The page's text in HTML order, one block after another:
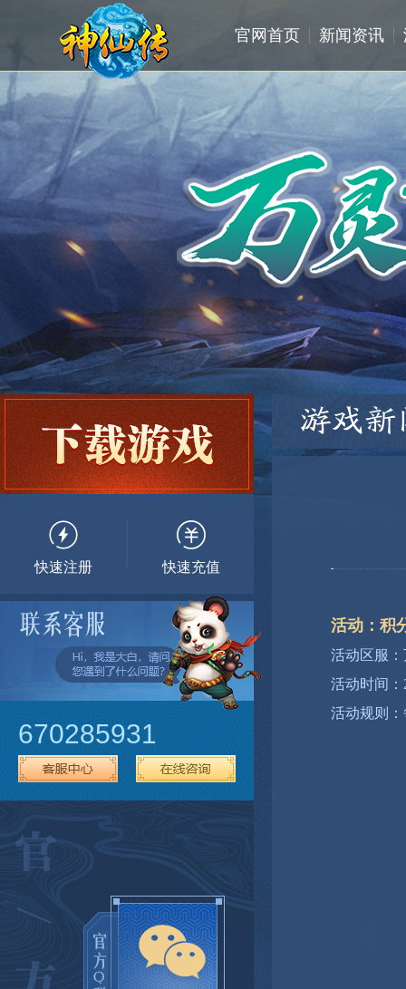
官网首页 新闻资讯
快速注册 快速充值
670285931
游戏
活动：积
活动区服
活动时间：
活动规则